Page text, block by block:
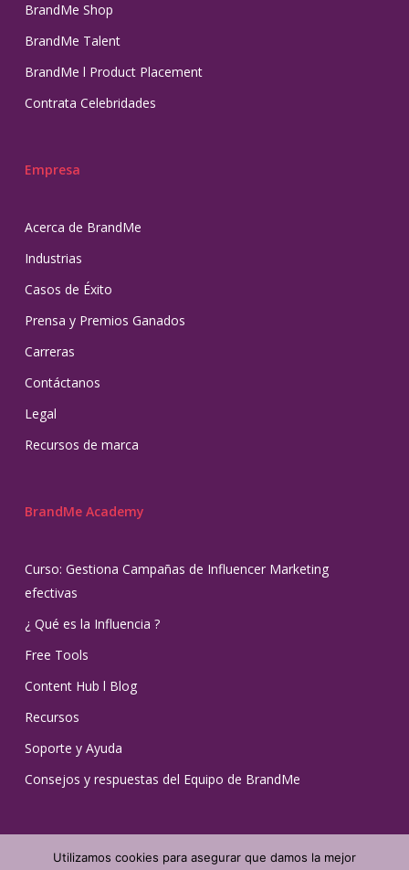
BrandMe Shop
BrandMe Talent
BrandMe l Product Placement
Contrata Celebridades
Empresa
Acerca de BrandMe
Industrias
Casos de Éxito
Prensa y Premios Ganados
Carreras
Contáctanos
Legal
Recursos de marca
BrandMe Academy
Curso: Gestiona Campañas de Influencer Marketing
efectivas
¿ Qué es la Influencia ?
Free Tools
Content Hub l Blog
Recursos
Soporte y Ayuda
Consejos y respuestas del Equipo de BrandMe
Utilizamos cookies para asegurar que damos la mejor